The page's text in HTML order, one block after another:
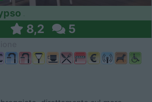
8,2 5